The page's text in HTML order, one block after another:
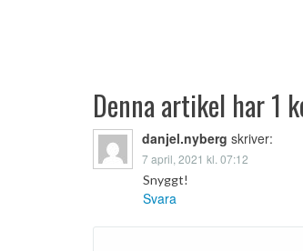
Denna artikel har 1
danjel.nyberg skriver:
7 april, 2021 kl. 07:12
Snyggt!
Svara